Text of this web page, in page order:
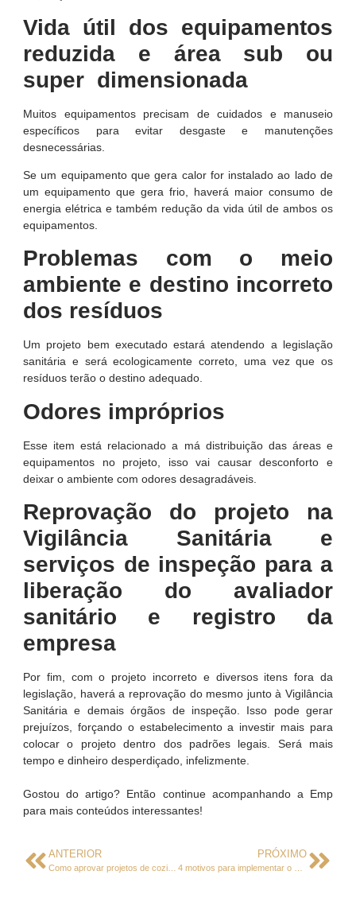
Vida útil dos equipamentos
reduzida e área sub ou
super dimensionada
Muitos equipamentos precisam de cuidados e manuseio
específicos para evitar desgaste e manutenções
desnecessárias.
Se um equipamento que gera calor for instalado ao lado de
um equipamento que gera frio, haverá maior consumo de
energia elétrica e também redução da vida útil de ambos os
equipamentos.
Problemas com o meio
ambiente e destino incorreto
dos resíduos
Um projeto bem executado estará atendendo a legislação
sanitária e será ecologicamente correto, uma vez que os
resíduos terão o destino adequado.
Odores impróprios
Esse item está relacionado a má distribuição das áreas e
equipamentos no projeto, isso vai causar desconforto e
deixar o ambiente com odores desagradáveis.
Reprovação do projeto na
Vigilância Sanitária e
serviços de inspeção para a
liberação do avaliador
sanitário e registro da
empresa
Por fim, com o projeto incorreto e diversos itens fora da
legislação, haverá a reprovação do mesmo junto à Vigilância
Sanitária e demais órgãos de inspeção. Isso pode gerar
prejuízos, forçando o estabelecimento a investir mais para
colocar o projeto dentro dos padrões legais. Será mais
tempo e dinheiro desperdiçado, infelizmente.
Gostou do artigo? Então continue acompanhando a Emp
para mais conteúdos interessantes!
ANTERIOR
Como aprovar projetos de cozinhas profissionais nos órgãos fiscalizadores
PRÓXIMO
4 motivos para implementar o Treinamento de Boas Práticas na Manipulação de Alimentos